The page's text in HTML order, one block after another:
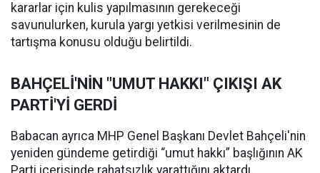
kararlar için kulis yapılmasının gerekeceği
savunulurken, kurula yargı yetkisi verilmesinin de
tartışma konusu olduğu belirtildi.
BAHÇELİ'NİN "UMUT HAKKI" ÇIKIŞI AK
PARTİ'Yİ GERDİ
Babacan ayrıca MHP Genel Başkanı Devlet Bahçeli'nin
yeniden gündeme getirdiği “umut hakkı” başlığının AK